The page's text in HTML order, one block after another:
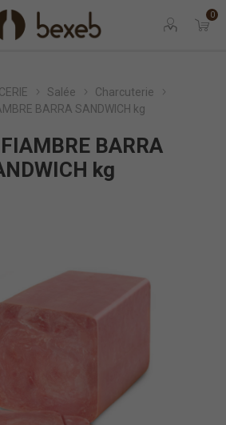
0
Salée
Charcuterie
BARRA SANDWICH kg
BARRA
kg